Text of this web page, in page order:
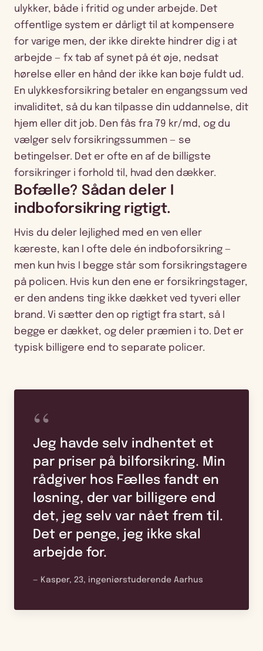
ulykker, både i fritid og under arbejde. Det
offentlige system er dårligt til at kompensere
for varige men, der ikke direkte hindrer dig i at
arbejde — fx tab af synet på ét øje, nedsat
hørelse eller en hånd der ikke kan bøje fuldt ud.
En ulykkesforsikring betaler en engangssum ved
invaliditet, så du kan tilpasse din uddannelse, dit
hjem eller dit job. Den fås fra 79 kr/md, og du
vælger selv forsikringssummen — se
betingelser. Det er ofte en af de billigste
forsikringer i forhold til, hvad den dækker.
Bofælle? Sådan deler I
indboforsikring rigtigt.
Hvis du deler lejlighed med en ven eller
kæreste, kan I ofte dele én indboforsikring —
men kun hvis I begge står som forsikringstagere
på policen. Hvis kun den ene er forsikringstager,
er den andens ting ikke dækket ved tyveri eller
brand. Vi sætter den op rigtigt fra start, så I
begge er dækket, og deler præmien i to. Det er
typisk billigere end to separate policer.
“
Jeg havde selv indhentet et
par priser på bilforsikring. Min
rådgiver hos Fælles fandt en
løsning, der var billigere end
det, jeg selv var nået frem til.
Det er penge, jeg ikke skal
arbejde for.
— Kasper, 23, ingeniørstuderende Aarhus